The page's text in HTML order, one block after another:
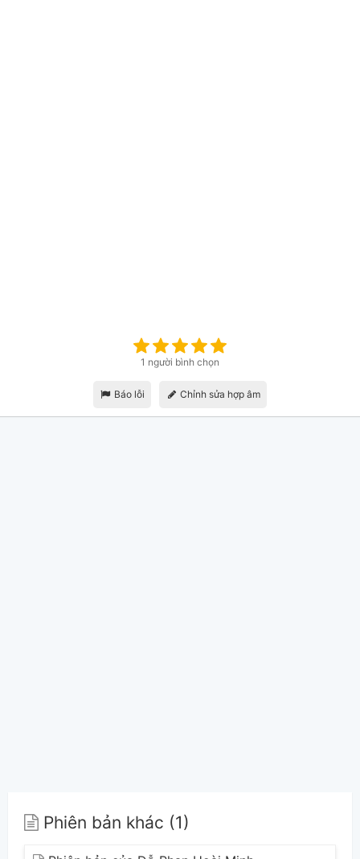
1 người bình chọn
Báo lỗi Chỉnh sửa hợp âm
Phiên bản khác (1)